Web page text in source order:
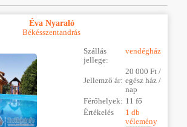
Éva Nyaraló
Békésszentandrás
Szállás
jellege:
vendégház
Jellemző ár:
20 000 Ft /
egész ház /
nap
Férőhelyek: 11 fő
Értékelés
1 db
vélemény